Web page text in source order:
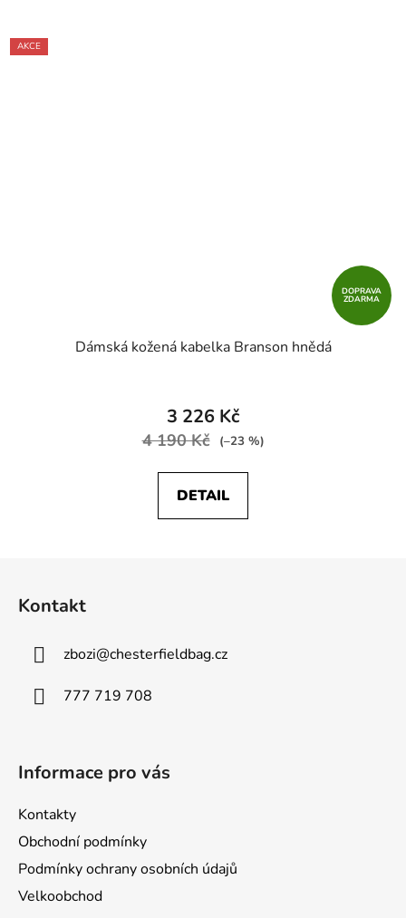
AKCE
DOPRAVA
ZDARMA
Dámská kožená kabelka Branson hnědá
3 226 Kč
4 190 Kč (–23 %)
DETAIL
Kontakt
zbozi@chesterfieldbag.cz
777 719 708
Informace pro vás
Kontakty
Obchodní podmínky
Podmínky ochrany osobních údajů
Velkoobchod